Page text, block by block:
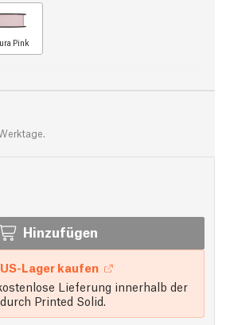
Pink
Hinzufügen
Lager kaufen
Lieferung innerhalb der
Printed Solid.